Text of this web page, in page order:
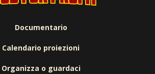
Documentario
Calendario proiezioni
Organizza o guardaci